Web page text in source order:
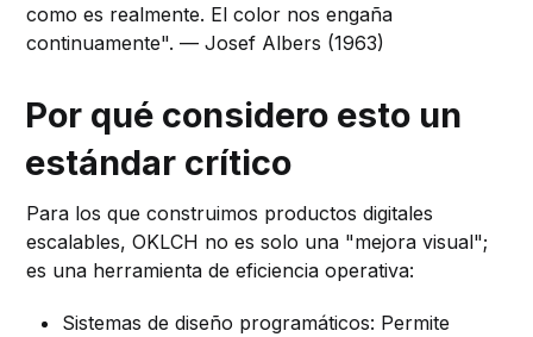
como es realmente. El color nos engaña
continuamente". — Josef Albers (1963)
Por qué considero esto un
estándar crítico
Para los que construimos productos digitales
escalables, OKLCH no es solo una "mejora visual";
es una herramienta de eficiencia operativa:
Sistemas de diseño programáticos: Permite